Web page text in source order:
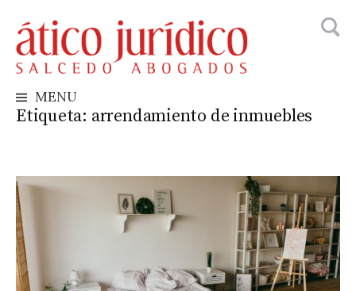
to
content
MENU
Etiqueta: arrendamiento de inmuebles